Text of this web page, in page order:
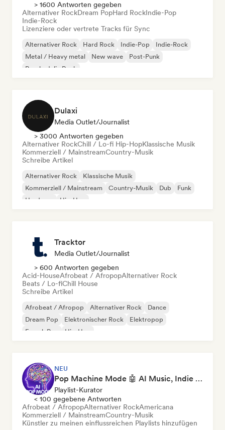
> 1600 Antworten gegeben
Alternativer RockDream PopHard RockIndie-Pop
Indie-Rock
Lizenziere oder vertrete Tracks für Sync
Alternativer Rock Hard Rock Indie-Pop
Indie-Rock
Metal / Heavy metal
New wave
Post-Punk
Psychedelic Rock
Dulaxi
Media Outlet/Journalist
> 3000 Antworten gegeben
Alternativer RockChill / Lo-fi Hip-HopKlassische Musik
Kommerziell / MainstreamCountry-Musik
Schreibe Artikel
Alternativer Rock
Klassische Musik
Kommerziell / Mainstream
Country-Musik Dub
Funk
Hardcore
Hip-Hop
Tracktor
Media Outlet/Journalist
> 600 Antworten gegeben
Acid-HouseAfrobeat / AfropopAlternativer Rock
Beats / Lo-fiChill House
Schreibe Artikel
Afrobeat / Afropop Alternativer Rock
Dance
Dream Pop
Elektronischer Rock
Elektropop
French Pop
Hip-Hop
NEU
Pop Machine Mode 🤖 AI Music, Indie Pop & Dream Pop
Playlist-Kurator
< 100 gegebene Antworten
Afrobeat / AfropopAlternativer RockAmericana
Kommerziell / MainstreamCountry-Musik
Künstler zu meinen einflussreichen Playlists hinzufügen